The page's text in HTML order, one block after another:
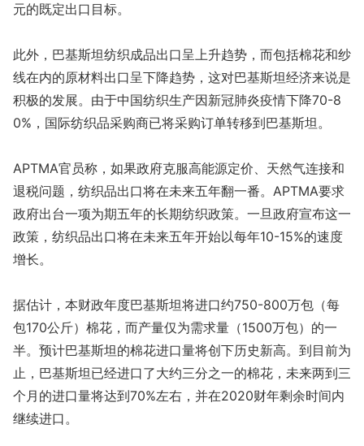
元的既定出口目标。
此外，巴基斯坦纺织成品出口呈上升趋势，而包括棉花和纱
线在内的原材料出口呈下降趋势，这对巴基斯坦经济来说是
积极的发展。由于中国纺织生产因新冠肺炎疫情下降70-8
0%，国际纺织品采购商已将采购订单转移到巴基斯坦。
APTMA官员称，如果政府克服高能源定价、天然气连接和
退税问题，纺织品出口将在未来五年翻一番。APTMA要求
政府出台一项为期五年的长期纺织政策。一旦政府宣布这一
政策，纺织品出口将在未来五年开始以每年10-15%的速度
增长。
据估计，本财政年度巴基斯坦将进口约750-800万包（每
包170公斤）棉花，而产量仅为需求量（1500万包）的一
半。预计巴基斯坦的棉花进口量将创下历史新高。到目前为
止，巴基斯坦已经进口了大约三分之一的棉花，未来两到三
个月的进口量将达到70%左右，并在2020财年剩余时间内
继续进口。